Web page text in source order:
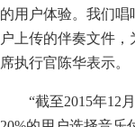
的用户体验。我们唱
户上传的伴奏文件
席执行官陈华表示。
“截至2015年12